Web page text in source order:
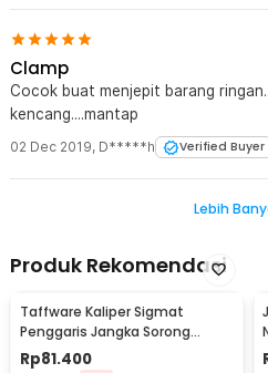
Clamp
Cocok buat menjepit barang
kencang....mantap
02 Dec 2019, D*****h Verified Buyer
Lebih
Produk Rekomendasi
Taffware Kaliper Sigmat
Penggaris Jangka Sorong
Digital LCD 150mm - SH20
Rp81.400